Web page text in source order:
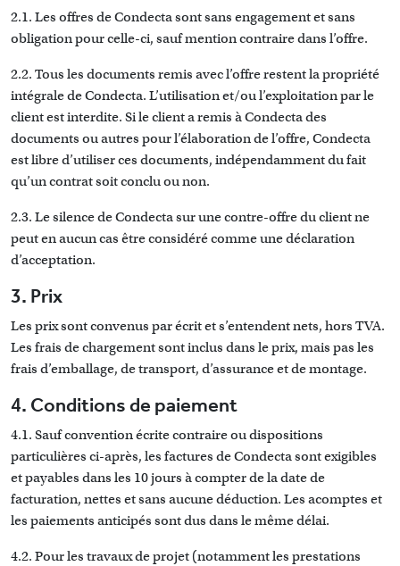
2.1. Les offres de Condecta sont sans engagement et sans
obligation pour celle-ci, sauf mention contraire dans l’offre.
2.2. Tous les documents remis avec l’offre restent la propriété
intégrale de Condecta. L’utilisation et/ou l’exploitation par le
client est interdite. Si le client a remis à Condecta des
documents ou autres pour l’élaboration de l’offre, Condecta
est libre d’utiliser ces documents, indépendamment du fait
qu’un contrat soit conclu ou non.
2.3. Le silence de Condecta sur une contre-offre du client ne
peut en aucun cas être considéré comme une déclaration
d’acceptation.
3. Prix
Les prix sont convenus par écrit et s’entendent nets, hors TVA.
Les frais de chargement sont inclus dans le prix, mais pas les
frais d’emballage, de transport, d’assurance et de montage.
4. Conditions de paiement
4.1. Sauf convention écrite contraire ou dispositions
particulières ci-après, les factures de Condecta sont exigibles
et payables dans les 10 jours à compter de la date de
facturation, nettes et sans aucune déduction. Les acomptes et
les paiements anticipés sont dus dans le même délai.
4.2. Pour les travaux de projet (notamment les prestations